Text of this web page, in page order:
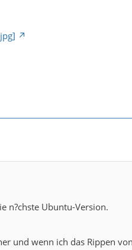
n?chste Ubuntu-Version.
und wenn ich das Rippen